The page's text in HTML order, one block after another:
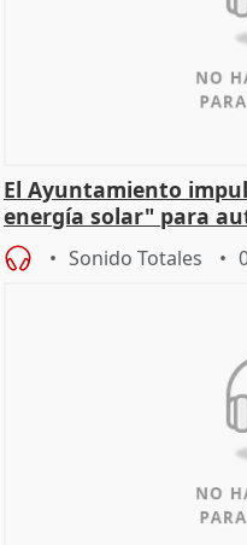
El Ayuntamiento
energía solar" para
Sonido Totales